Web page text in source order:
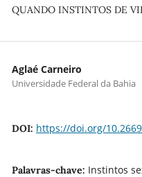
QUANDO INSTINTOS DE
Aglaé Carneiro
Universidade Federal da Bahia
DOI: https://doi.org/
Palavras-chave: Instintos